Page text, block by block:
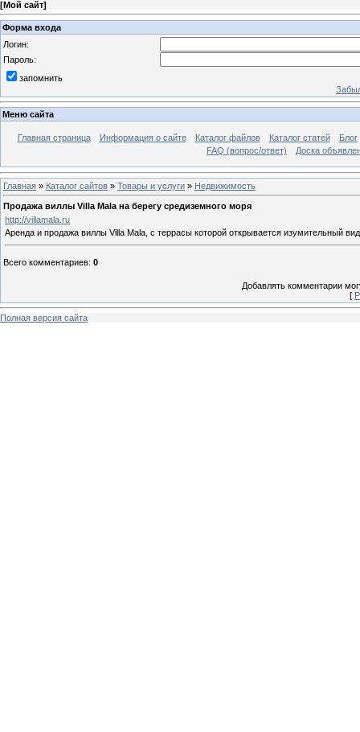
[Мой сайт]
Форма входа
Логин:
Пароль:
запомнить
Меню сайта
Главная страница Информация о сайте Каталог файлов Каталог статей
Блог
FAQ (вопрос/ответ)
Доска
Главная » Каталог сайтов » Товары и услуги » Недвижимость
Продажа виллы Villa Mala на берегу средиземного моря
http://villamala.ru
Аренда и продажа виллы Villa Mala, с террасы которой открывается изумительный
Всего комментариев: 0
Добавлять комментарии
[
Полная версия сайта